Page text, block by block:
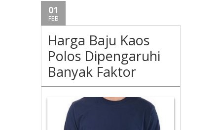
01
FEB
Harga Baju Kaos
Polos Dipengaruhi
Banyak Faktor